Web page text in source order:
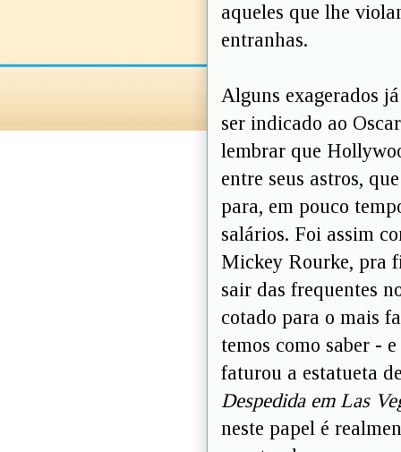
aqueles que lhe
entranhas.
Alguns exagerados
ser indicado ao
lembrar que
entre seus astros,
para, em pouco
salários. Foi assim
Mickey Rourke, pra
sair das frequentes
cotado para o mais
temos como saber -
faturou a estatueta
Despedida em Las
neste papel é